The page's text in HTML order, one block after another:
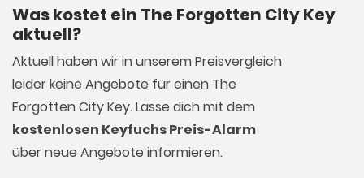
Was kostet ein The Forgotten City Key
aktuell?
Aktuell haben wir in unserem Preisvergleich
leider keine Angebote für einen The
Forgotten City Key. Lasse dich mit dem
kostenlosen Keyfuchs Preis-Alarm
über neue Angebote informieren.